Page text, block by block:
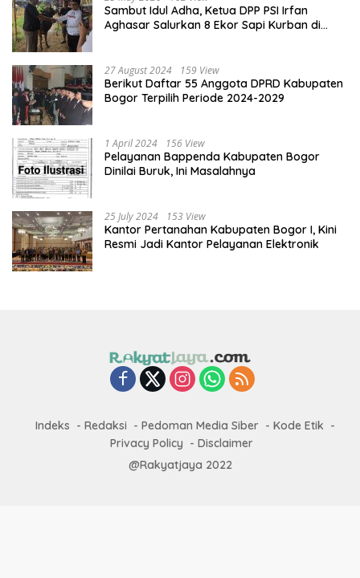
Sambut Idul Adha, Ketua DPP PSI Irfan
Aghasar Salurkan 8 Ekor Sapi Kurban di
27 August 2024 159 View
Berikut Daftar 55 Anggota DPRD Kabupaten
Bogor Terpilih Periode 2024-2029
1 April 2024 156 View
Pelayanan Bappenda Kabupaten Bogor
Dinilai Buruk, Ini Masalahnya
25 July 2024 153 View
Kantor Pertanahan Kabupaten Bogor I, Kini
Resmi Jadi Kantor Pelayanan Elektronik
Indeks Redaksi Pedoman Media Siber
Kode Etik
Privacy Policy
Disclaimer
@Rakyatjaya 2022